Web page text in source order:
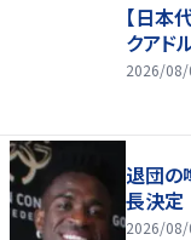
【日本
クアド
2026/08/
退団の
長決
2026/08/